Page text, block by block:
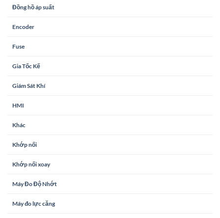
Đồng hồ áp suất
Encoder
Fuse
Gia Tốc Kế
Giám Sát Khí
HMI
Khác
Khớp nối
Khớp nối xoay
Máy Đo Độ Nhớt
Máy đo lực căng